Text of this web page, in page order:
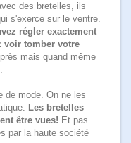
des bretelles, ils
s'exerce sur le ventre.
régler exactement
voir tomber votre
mais quand même
de mode. On ne les
Les bretelles
être vues! Et pas
par la haute société